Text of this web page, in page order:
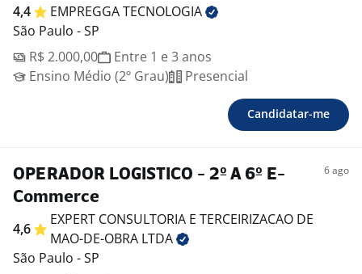
4,4 EMPREGGATECNOLOGIA
São Paulo - SP
R$ 2.000,00
Entre 1 e 3 anos
Ensino Médio (2º Grau)
Presencial
Candidatar-me
OPERADOR LOGISTICO - 2º A 6º E-
Commerce
6 ago
4,6
EXPERT CONSULTORIA E TERCEIRIZACAO DE
MAO-DE-OBRA LTDA
São Paulo - SP